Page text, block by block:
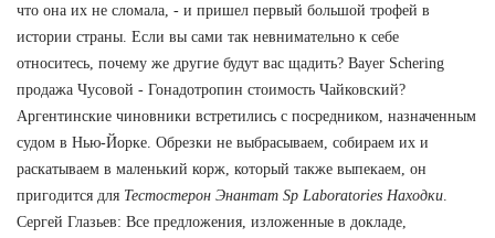
что она их не сломала, - и пришел первый большой трофей в
истории страны. Если вы сами так невнимательно к себе
относитесь, почему же другие будут вас щадить? Bayer Schering
продажа Чусовой - Гонадотропин стоимость Чайковский?
Аргентинские чиновники встретились с посредником, назначенным
судом в Нью-Йорке. Обрезки не выбрасываем, собираем их и
раскатываем в маленький корж, который также выпекаем, он
пригодится для Тестостерон Энантат Sp Laboratories Находки
Сергей Глазьев: Все предложения, изложенные в докладе,